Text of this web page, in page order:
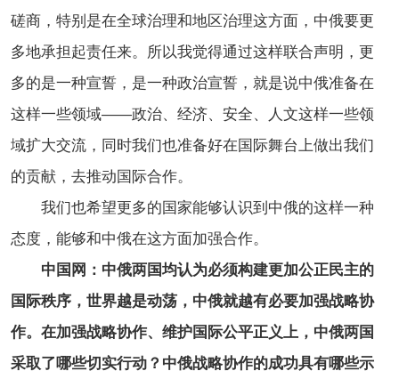
磋商，特别是在全球治理和地区治理这方面，中俄要更
多地承担起责任来。所以我觉得通过这样联合声明，更
多的是一种宣誓，是一种政治宣誓，就是说中俄准备在
这样一些领域——政治、经济、安全、人文这样一些领
域扩大交流，同时我们也准备好在国际舞台上做出我们
的贡献，去推动国际合作。
我们也希望更多的国家能够认识到中俄的这样一种
态度，能够和中俄在这方面加强合作。
中国网：中俄两国均认为必须构建更加公正民主的
国际秩序，世界越是动荡，中俄就越有必要加强战略协
作。在加强战略协作、维护国际公平正义上，中俄两国
采取了哪些切实行动？中俄战略协作的成功具有哪些示